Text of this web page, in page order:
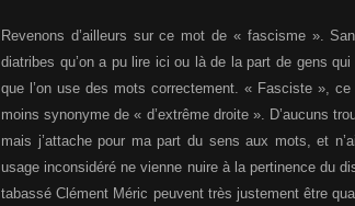
Revenons d’ailleurs sur ce mot de « fascisme ».
diatribes qu’on a pu lire ici ou là de la part de gens
que l’on use des mots correctement. « Fasciste »,
moins synonyme de « d’extrême droite ». D’aucuns
mais j’attache pour ma part du sens aux mots, et
usage inconsidéré ne vienne nuire à la pertinence du
tabassé Clément Méric peuvent très justement être